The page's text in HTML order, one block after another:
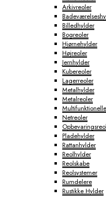
Arkivreoler
Billedhylder
Bogreoler
Hjørnehylder
Højreoler
Jernhylder
Kubereoler
Lagerreoler
Metalhylder
Metalreoler
Netreoler
Pladehylder
Rattanhylder
Reolhylder
Reolskabe
Reolsystemer
Rumdelere
Rustikke Hylder